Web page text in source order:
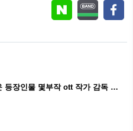
천국보다 아름다운 등장인물 몇부작 ott 작가 감독 임영웅 ost 및 줄거리